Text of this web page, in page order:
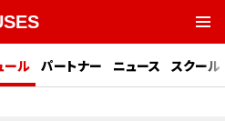
ール パートナー ニュース スクール